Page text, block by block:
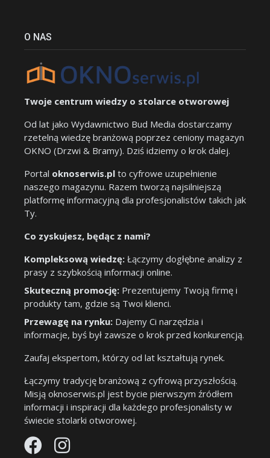
O NAS
Twoje centrum wiedzy o stolarce otworowej
Od lat jako Wydawnictwo Bud Media dostarczamy
rzetelną wiedzę branżową poprzez ceniony magazyn
OKNO (Drzwi & Bramy). Dziś idziemy o krok dalej.
Portal oknoserwis.pl to cyfrowe uzupełnienie
naszego magazynu. Razem tworzą najsilniejszą
platformę informacyjną dla profesjonalistów takich jak
Ty.
Co zyskujesz, będąc z nami?
Kompleksową wiedzę: Łączymy dogłębne analizy z
prasy z szybkością informacji online.
Skuteczną promocję: Prezentujemy Twoją firmę i
produkty tam, gdzie są Twoi klienci.
Przewagę na rynku: Dajemy Ci narzędzia i
informacje, byś był zawsze o krok przed konkurencją.
Zaufaj ekspertom, którzy od lat kształtują rynek.
Łączymy tradycję branżową z cyfrową przyszłością.
Misją oknoserwis.pl jest bycie pierwszym źródłem
informacji i inspiracji dla każdego profesjonalisty w
świecie stolarki otworowej.